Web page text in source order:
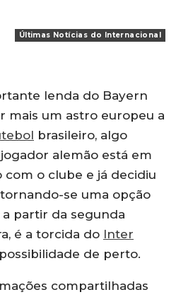
Últimas Notícias do Internacional
lenda do Bayern
mais um astro europeu a
brasileiro, algo
alemão está em
o clube e já decidiu
se uma opção
partir da segunda
é a torcida do Inter
de perto.
compartilhadas